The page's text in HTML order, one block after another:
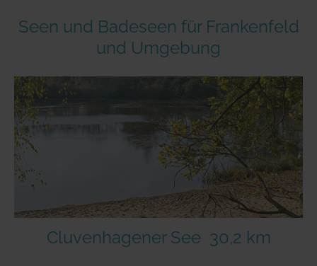
Häuser auf dem Wasser
Hundefreundliche Unterkünfte
Glamping
Top Seen nach Regionen
Deutschlands Lieblingsseen
Seen in Europa
Österreich
Schweiz
Frankreich
Niederlande
Schweden
Norwegen
Seen und Badeseen für Frankenfeld
und Umgebung
Cluvenhagener See 30,2 km